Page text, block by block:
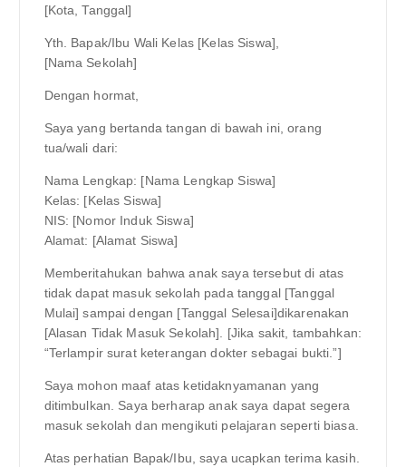
[Kota, Tanggal]
Yth. Bapak/Ibu Wali Kelas [Kelas Siswa],
[Nama Sekolah]
Dengan hormat,
Saya yang bertanda tangan di bawah ini, orang
tua/wali dari:
Nama Lengkap: [Nama Lengkap Siswa]
Kelas: [Kelas Siswa]
NIS: [Nomor Induk Siswa]
Alamat: [Alamat Siswa]
Memberitahukan bahwa anak saya tersebut di atas
tidak dapat masuk sekolah pada tanggal [Tanggal
Mulai] sampai dengan [Tanggal Selesai]dikarenakan
[Alasan Tidak Masuk Sekolah]. [Jika sakit, tambahkan:
“Terlampir surat keterangan dokter sebagai bukti.”]
Saya mohon maaf atas ketidaknyamanan yang
ditimbulkan. Saya berharap anak saya dapat segera
masuk sekolah dan mengikuti pelajaran seperti biasa.
Atas perhatian Bapak/Ibu, saya ucapkan terima kasih.